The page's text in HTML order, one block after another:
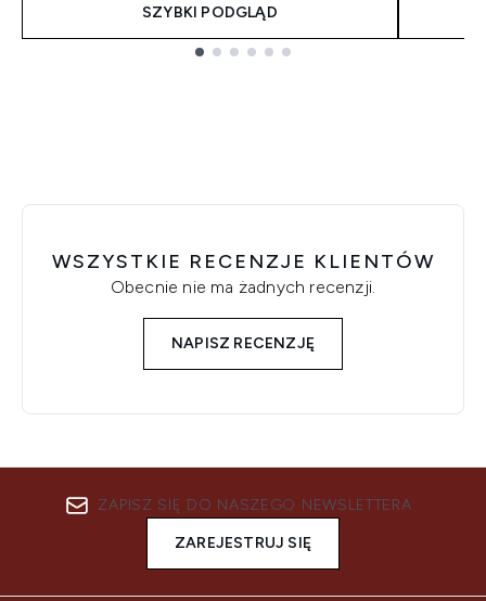
SZYBKI PODGLĄD
WSZYSTKIE RECENZJE KLIENTÓW
Obecnie nie ma żadnych recenzji.
NAPISZ RECENZJĘ
ZAPISZ SIĘ DO NASZEGO NEWSLETTERA
ZAREJESTRUJ SIĘ